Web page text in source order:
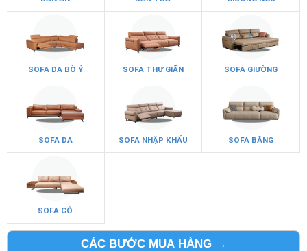
SOFA DA BÒ Ý SOFA THƯ GIÃN SOFA GIƯỜNG
SOFA DA SOFA NHẬP KHẨU SOFA BĂNG
SOFA GỖ
CÁC BƯỚC MUA HÀNG →